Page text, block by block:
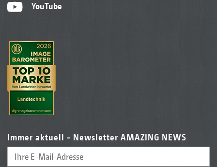
YouTube
Immer aktuell - Newsletter AMAZING NEWS